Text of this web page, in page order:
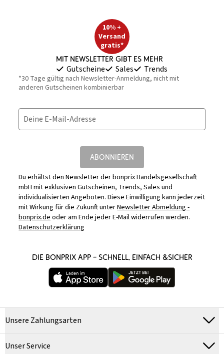
10% +
Versand
gratis*
Mit Newsletter gibt es mehr
Gutscheine Sales Trends
*30 Tage gültig nach Newsletter-Anmeldung, nicht mit
anderen Gutscheinen kombinierbar
Deine E-Mail-Adresse
ABONNIEREN
Du erhältst den Newsletter der bonprix Handelsgesellschaft
mbH mit exklusiven Gutscheinen, Trends, Sales und
individualisierten Angeboten. Diese Einwilligung kann jederzeit
mit Wirkung für die Zukunft unterNewsletter Abmeldung -
bonprix.deoder am Ende jeder E-Mail widerrufen werden.
Datenschutzerklärung
DIE BONPRIX APP – SCHNELL, EINFACH &SICHER
Unsere Zahlungsarten
Unser Service